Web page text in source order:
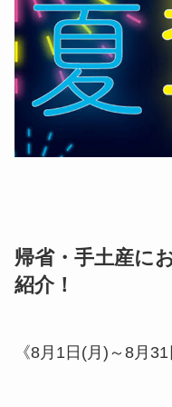
帰省・手土産に
紹介！
《8月1日(月)～8月